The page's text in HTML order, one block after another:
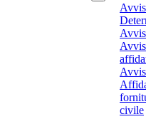
civile